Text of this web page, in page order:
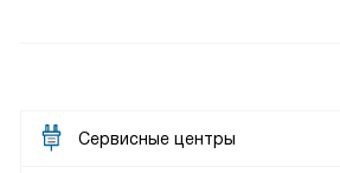
Сервисные центры